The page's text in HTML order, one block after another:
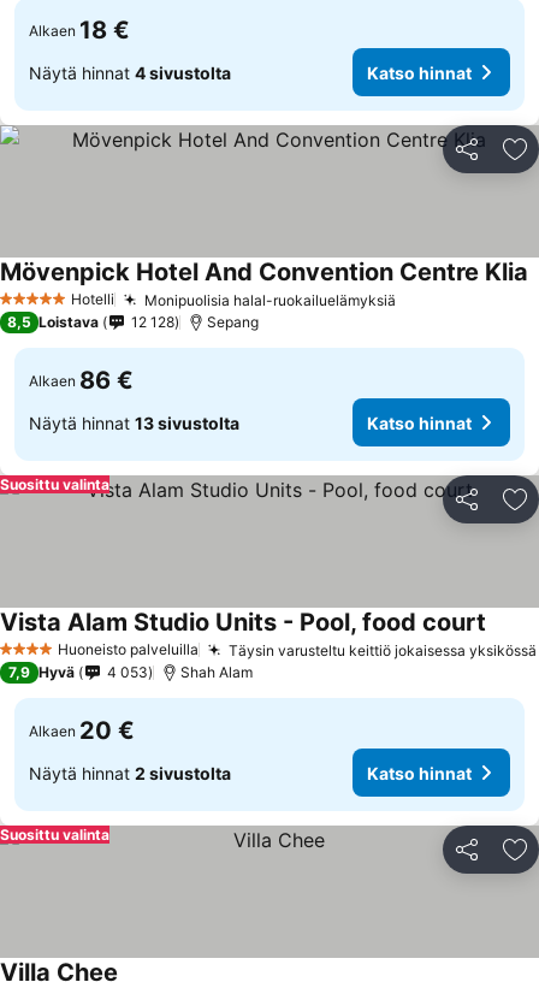
Alkaen 18 €
Näytä hinnat 4 sivustolta Katso hinnat
Jaa
5 Tähtiluokitus
Hotelli Monipuolisia halal-ruokailuelämyksiä
Mövenpick Hotel And Convention Centre Klia
8,5 Loistava 12 128 Sepang
Alkaen 86 €
Näytä hinnat 13 sivustolta Katso hinnat
Jaa
Suosittu valinta
4 TähtiluokitusHuoneisto palveluilla Täysin varusteltu keittiö jokaisessa yksikössä
Vista Alam Studio Units - Pool, food court
7,9 Hyvä 4 053 Shah Alam
Alkaen 20 €
Näytä hinnat 2 sivustolta Katso hinnat
Jaa
Suosittu valinta
Villa Chee